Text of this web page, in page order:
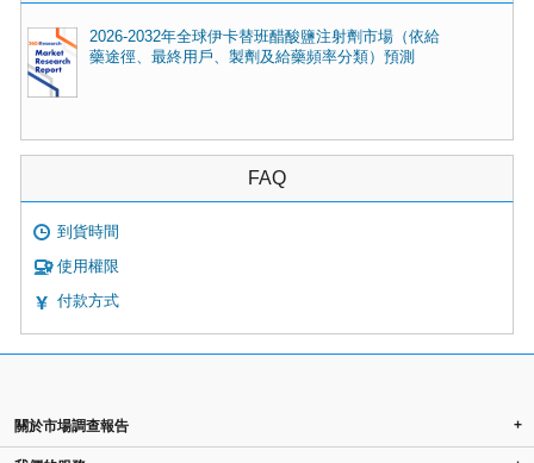
2026-2032年全球伊卡替班醋酸鹽注射劑市場（依給
藥途徑、最終用戶、製劑及給藥頻率分類）預測
FAQ
到貨時間
使用權限
付款方式
關於市場調查報告 +